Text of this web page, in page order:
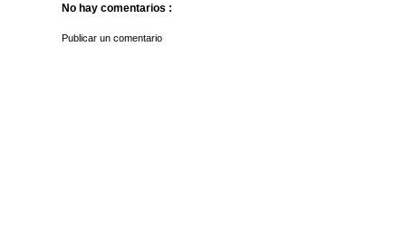
No hay comentarios :
Publicar un comentario